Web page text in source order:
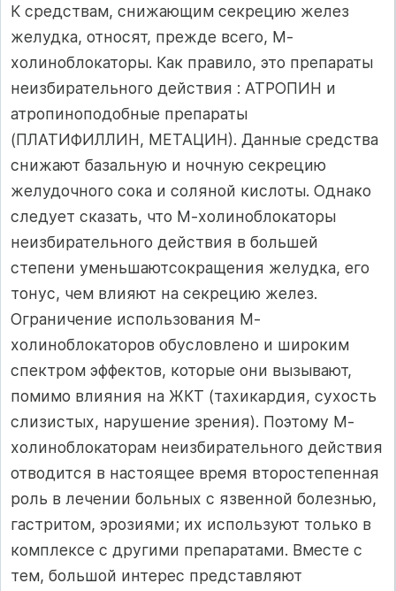
К средствам, снижающим секрецию желез
желудка, относят, прежде всего, М-
холиноблокаторы. Как правило, это препараты
неизбирательного действия : АТРОПИН и
атропиноподобные препараты
(ПЛАТИФИЛЛИН, МЕТАЦИН). Данные средства
снижают базальную и ночную секрецию
желудочного сока и соляной кислоты. Однако
следует сказать, что М-холиноблокаторы
неизбирательного действия в большей
степени уменьшаютсокращения желудка, его
тонус, чем влияют на секрецию желез.
Ограничение использования М-
холиноблокаторов обусловлено и широким
спектром эффектов, которые они вызывают,
помимо влияния на ЖКТ (тахикардия, сухость
слизистых, нарушение зрения). Поэтому М-
холиноблокаторам неизбирательного действия
отводится в настоящее время второстепенная
роль в лечении больных с язвенной болезнью,
гастритом, эрозиями; их используют только в
комплексе с другими препаратами. Вместе с
тем, большой интерес представляют